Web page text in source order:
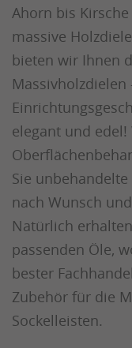
Ahorn bis
massive
bieten wir Ihnen
Massivholzdielen
elegant und edel!
Sie
nach Wunsch
Natürlich
passenden Öle,
bester
Zubehör für die
Sockelleisten.